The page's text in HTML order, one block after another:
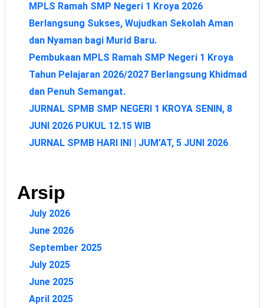
MPLS Ramah SMP Negeri 1 Kroya 2026
Berlangsung Sukses, Wujudkan Sekolah Aman
dan Nyaman bagi Murid Baru.
Pembukaan MPLS Ramah SMP Negeri 1 Kroya
Tahun Pelajaran 2026/2027 Berlangsung Khidmad
dan Penuh Semangat.
JURNAL SPMB SMP NEGERI 1 KROYA SENIN, 8
JUNI 2026 PUKUL 12.15 WIB
JURNAL SPMB HARI INI | JUM’AT, 5 JUNI 2026
Arsip
July 2026
June 2026
September 2025
July 2025
June 2025
April 2025